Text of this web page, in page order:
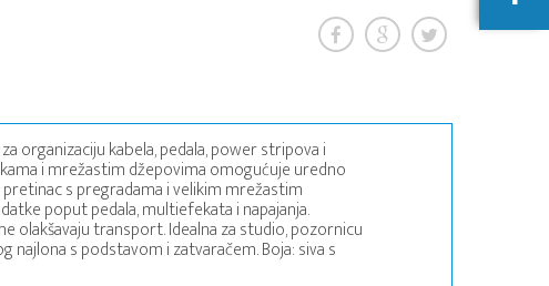
organizaciju kabela, pedala, power stripova i
i mrežastim džepovima omogućuje uredno
s pregradama i velikim mrežastim
poput pedala, multiefekata i napajanja.
olakšavaju transport. Idealna za studio, pozornicu
s podstavom i zatvaračem. Boja: siva s